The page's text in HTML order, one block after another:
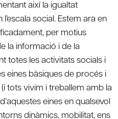
així la igualtat
social. Estem ara en
per motius
la informació i de la
totes les activitats socials i
eines bàsiques de procés i
tots vivim i treballem amb la
eines en qualsevol
dinàmics, mobilitat, ens